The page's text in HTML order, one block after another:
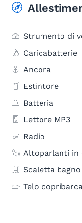
Strumento di
Caricabatterie
Ancora
Estintore
Batteria
Lettore MP3
Radio
Altoparlanti in
Scaletta bagno
Telo copribarca